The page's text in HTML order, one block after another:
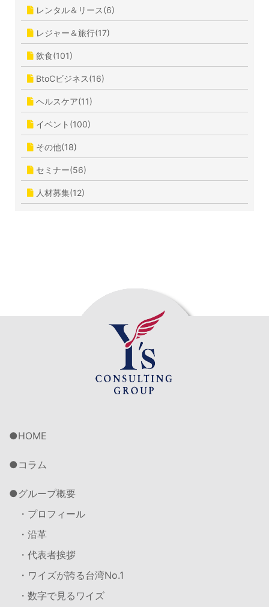
レンタル＆リース(6)
レジャー＆旅行(17)
飲食(101)
BtoCビジネス(16)
ヘルスケア(11)
イベント(100)
その他(18)
セミナー(56)
人材募集(12)
HOME
コラム
グループ概要
・プロフィール
・沿革
・代表者挨拶
・ワイズが誇る台湾No.1
・数字で見るワイズ